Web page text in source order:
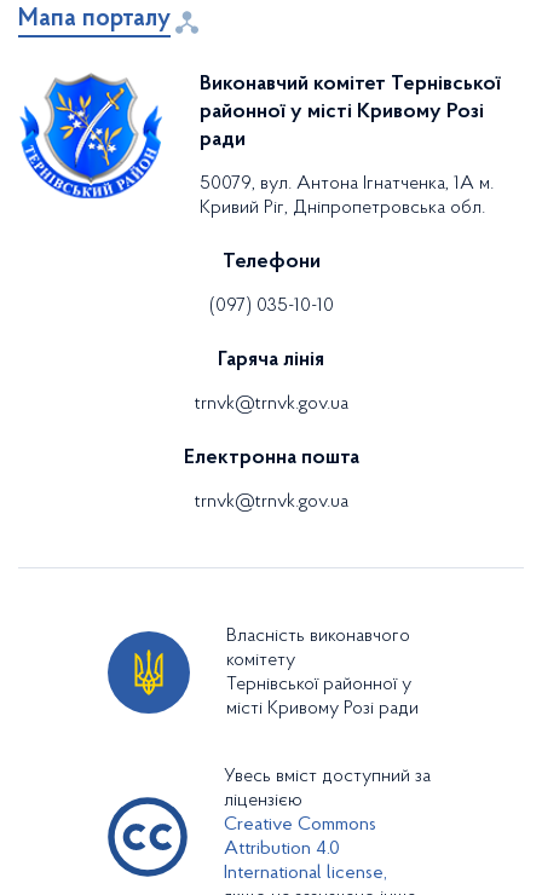
Мапа порталу
Виконавчий комітет Тернівської
районної у місті Кривому Розі
ради
50079, вул. Антона Ігнатченка, 1А м.
Кривий Ріг, Дніпропетровська обл.
Телефони
(097) 035-10-10
Гаряча лінія
trnvk@trnvk.gov.ua
Електронна пошта
trnvk@trnvk.gov.ua
Власність виконавчого
комітету
Тернівської районної у
місті Кривому Розі ради
Увесь вміст доступний за
ліцензією
Creative Commons
Attribution 4.0
International license,